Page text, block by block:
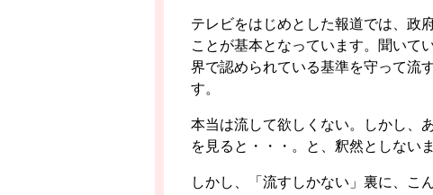
テレビをはじめとした報道では、政
ことが基本となっています。聞いて
界で認められている基準を守って流
す。
本当は流して欲しくない。しかし、
を見ると・・・。と、釈然としない
しかし、「流すしかない」裏に、こ